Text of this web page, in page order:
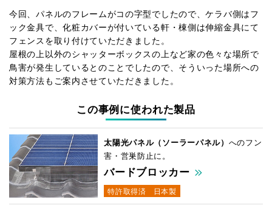
今回、パネルのフレームがコの字型でしたので、ケラバ側はフ
ック金具で、化粧カバーが付いている軒・棟側は伸縮金具にて
フェンスを取り付けていただきました。
屋根の上以外のシャッターボックスの上など家の色々な場所で
鳥害が発生しているとのことでしたので、そういった場所への
対策方法もご案内させていただきました。
この事例に使われた製品
太陽光パネル（ソーラーパネル） へのフン
害・営巣防止に。
バードブロッカー
特許取得済 日本製